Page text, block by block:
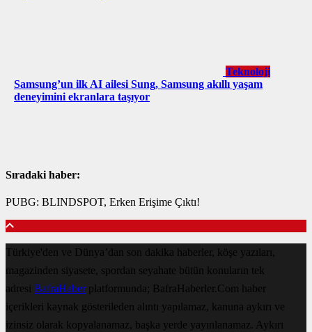
Teknoloji
Samsung’un ilk AI ailesi Sung, Samsung akıllı yaşam
deneyimini ekranlara taşıyor
Sıradaki haber:
PUBG: BLINDSPOT, Erken Erişime Çıktı!
Türkiye'den ve Dünya’dan son dakika haberler, köşe yazıları,
magazinden siyasete, spordan seyahate bütün konuların tek
adresi BafraHaberplatformunda; BafraHaberler.Com haber
içerikleri kaynak gösterileden alıntı yapılamaz, kanuna aykırı ve
izinsiz olarak kopyalanamaz, başka yerde yayınlanamaz. Aykırı